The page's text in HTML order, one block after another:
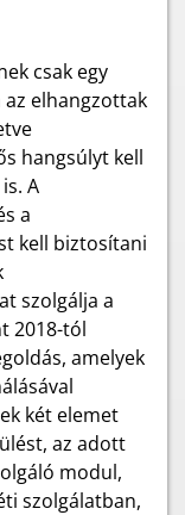
csak egy
az elhangzottak
hangsúlyt kell
A
a
kell biztosítani
szolgálja a
2018-tól
amelyek
két elemet
az adott
modul,
szolgálatban,